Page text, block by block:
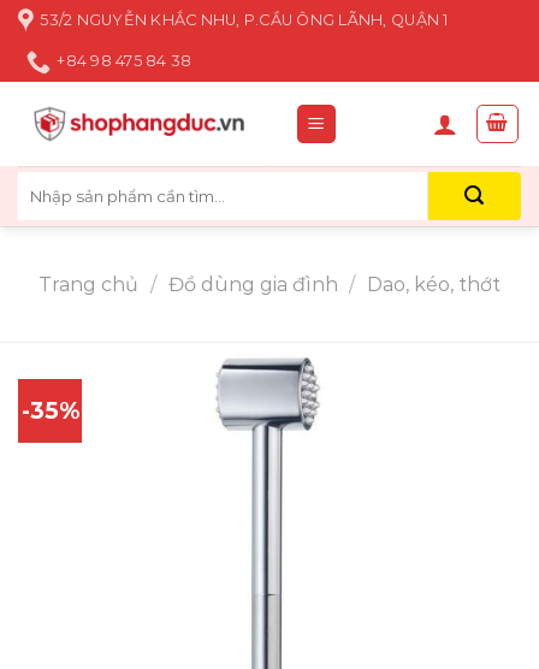
Skip
content
53/2 NGUYỄN KHẮC NHU, P.CẦU ÔNG LÃNH, QUẬN 1
+84 98 475 84 38
kiếm:
Trang chủ / Đồ dùng gia đình / Dao, kéo, thớt
-35%